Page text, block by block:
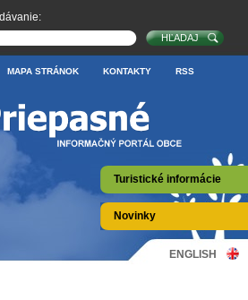
Turistické informácie
Novinky
MAPA STRÁNOK KONTAKTY RSS
ENGLISH